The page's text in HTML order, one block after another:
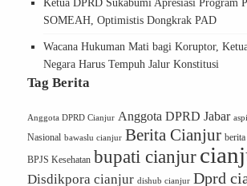
Ketua DPRD Sukabumi Apresiasi Program
SOMEAH, Optimistis Dongkrak PAD
Wacana Hukuman Mati bagi Koruptor,
Negara Harus Tempuh Jalur Konstitusi
Tag Berita
Anggota DPRD Cianjur Anggota DPRD Jabar
Nasional bawaslu cianjur Berita Cianjur
BPJS Kesehatan bupati cianjur
Disdikpora cianjur dishub cianjur Dprd